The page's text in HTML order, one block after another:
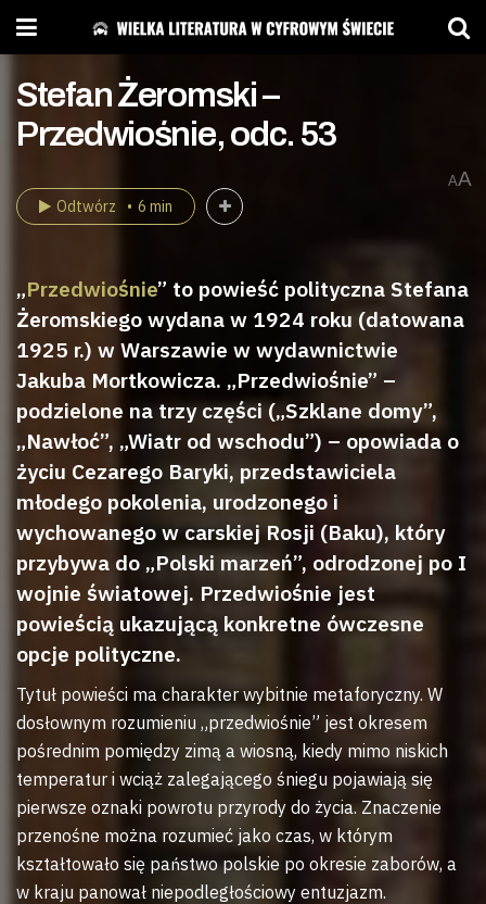
Stefan Żeromski –
Przedwiośnie, odc. 53
AA
Odtwórz 6 min
„Przedwiośnie” to powieść polityczna Stefana
Żeromskiego wydana w 1924 roku (datowana
1925 r.) w Warszawie w wydawnictwie
Jakuba Mortkowicza. „Przedwiośnie” –
podzielone na trzy części („Szklane domy”,
„Nawłoć”, „Wiatr od wschodu”) – opowiada o
życiu Cezarego Baryki, przedstawiciela
młodego pokolenia, urodzonego i
wychowanego w carskiej Rosji (Baku), który
przybywa do „Polski marzeń”, odrodzonej po I
wojnie światowej. Przedwiośnie jest
powieścią ukazującą konkretne ówczesne
opcje polityczne.
Tytuł powieści ma charakter wybitnie metaforyczny. W
dosłownym rozumieniu „przedwiośnie” jest okresem
pośrednim pomiędzy zimą a wiosną, kiedy mimo niskich
temperatur i wciąż zalegającego śniegu pojawiają się
pierwsze oznaki powrotu przyrody do życia. Znaczenie
przenośne można rozumieć jako czas, w którym
kształtowało się państwo polskie po okresie zaborów, a
w kraju panował niepodległościowy entuzjazm.